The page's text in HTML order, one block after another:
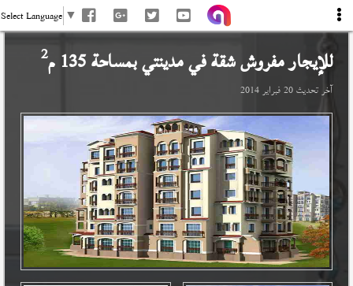
Select Language ▼
للإيجار مفروش شقة فيمدينتيبمساحة 135 م 2
آخر تحديث20 فبراير 2014